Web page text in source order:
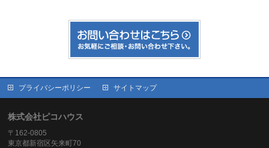
プライバシーポリシー サイトマップ
株式会社ピコハウス
〒162-0805
東京都新宿区矢来町70